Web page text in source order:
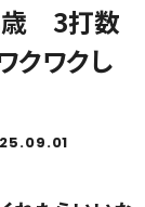
歳 3打数
クワクし